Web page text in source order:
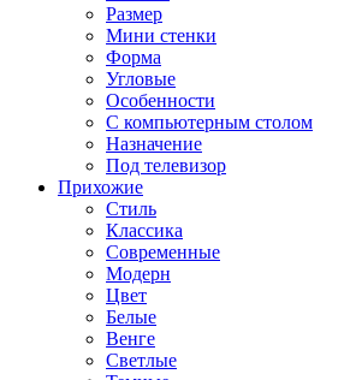
Размер
Мини стенки
Форма
Угловые
Особенности
С компьютерным столом
Назначение
Под телевизор
Прихожие
Стиль
Классика
Современные
Модерн
Цвет
Белые
Венге
Светлые